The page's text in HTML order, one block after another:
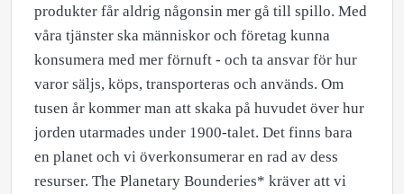
produkter får aldrig någonsin mer gå till spillo. Med
våra tjänster ska människor och företag kunna
konsumera med mer förnuft - och ta ansvar för hur
varor säljs, köps, transporteras och används. Om
tusen år kommer man att skaka på huvudet över hur
jorden utarmades under 1900-talet. Det finns bara
en planet och vi överkonsumerar en rad av dess
resurser. The Planetary Bounderies* kräver att vi